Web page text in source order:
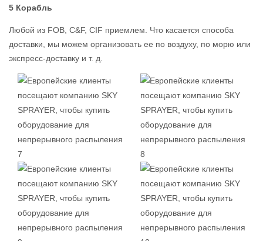
5 Корабль
Любой из FOB, C&F, CIF приемлем. Что касается способа
доставки, мы можем организовать ее по воздуху, по морю или
экспресс-доставку и т. д.